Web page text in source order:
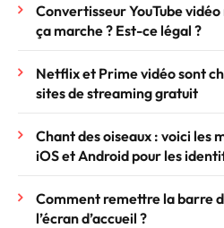
Convertisseur YouTube
ça marche ? Est-ce légal ?
Netflix et Prime vidéo sont
sites de streaming gratuit
Chant des oiseaux : voici les
iOS et Android pour les
Comment remettre la barre
l’écran d’accueil ?